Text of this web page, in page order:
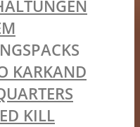
KARKAND
KILL